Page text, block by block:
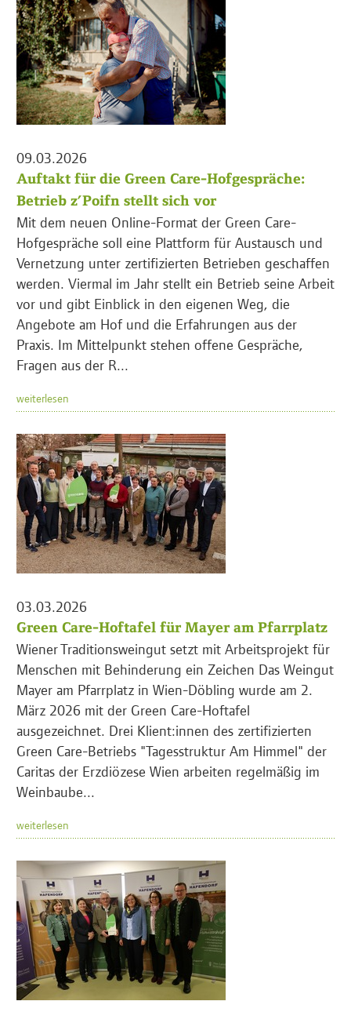
09.03.2026
Auftakt für die Green Care-Hofgespräche:
Betrieb z’Poifn stellt sich vor
Mit dem neuen Online-Format der Green Care-
Hofgespräche soll eine Plattform für Austausch und
Vernetzung unter zertifizierten Betrieben geschaffen
werden. Viermal im Jahr stellt ein Betrieb seine Arbeit
vor und gibt Einblick in den eigenen Weg, die
Angebote am Hof und die Erfahrungen aus der
Praxis. Im Mittelpunkt stehen offene Gespräche,
Fragen aus der R...
weiterlesen
03.03.2026
Green Care-Hoftafel für Mayer am Pfarrplatz
Wiener Traditionsweingut setzt mit Arbeitsprojekt für
Menschen mit Behinderung ein Zeichen Das Weingut
Mayer am Pfarrplatz in Wien-Döbling wurde am 2.
März 2026 mit der Green Care-Hoftafel
ausgezeichnet. Drei Klient:innen des zertifizierten
Green Care-Betriebs "Tagesstruktur Am Himmel" der
Caritas der Erzdiözese Wien arbeiten regelmäßig im
Weinbaube...
weiterlesen